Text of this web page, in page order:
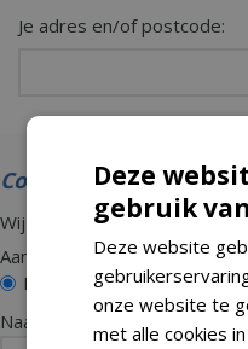
Je adres en/of postcode:
Contactformulier
Wij slaan uw gegevens
Aanhef:
Dhr.
Mevr.
Naam:
Deze
gebruik
Deze website
onze website te
met alle cookies